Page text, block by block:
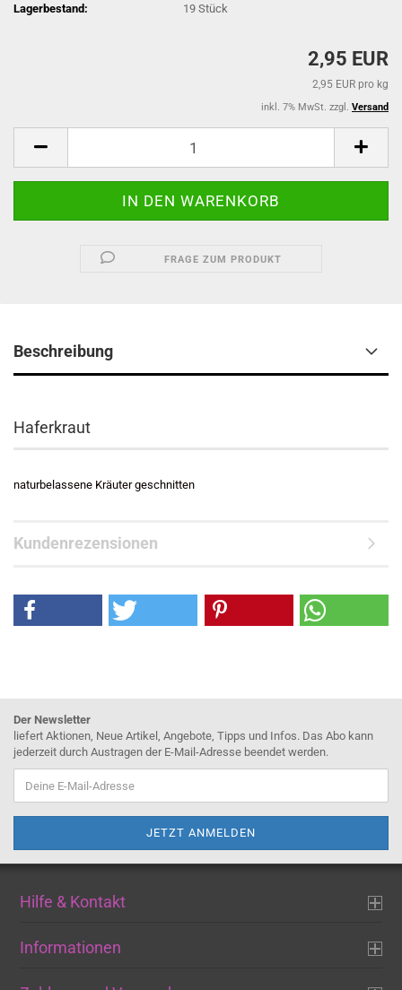
Lagerbestand: 19Stück
2,95 EUR
2,95 EUR pro kg
inkl. 7% MwSt. zzgl. Versand
FRAGE ZUM PRODUKT
Beschreibung
Haferkraut
naturbelassene Kräuter geschnitten
Kundenrezensionen
Der Newsletter
liefert Aktionen, Neue Artikel, Angebote, Tipps und Infos. Das Abo kann
jederzeit durch Austragen der E-Mail-Adresse beendet werden.
Hilfe & Kontakt
Informationen